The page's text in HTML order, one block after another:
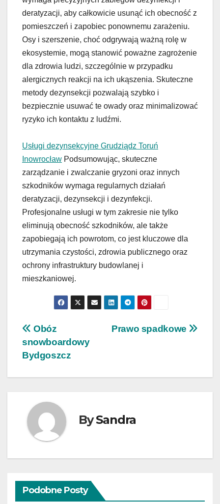
deratyzacji, aby całkowicie usunąć ich obecność z
pomieszczeń i zapobiec ponownemu zarażeniu.
Osy i szerszenie, choć odgrywają ważną rolę w
ekosystemie, mogą stanowić poważne zagrożenie
dla zdrowia ludzi, szczególnie w przypadku
alergicznych reakcji na ich ukąszenia. Skuteczne
metody dezynsekcji pozwalają szybko i
bezpiecznie usuwać te owady oraz minimalizować
ryzyko ich kontaktu z ludźmi.
Usługi dezynsekcyjne Grudziądz Toruń
Inowrocław Podsumowując, skuteczne
zarządzanie i zwalczanie gryzoni oraz innych
szkodników wymaga regularnych działań
deratyzacji, dezynsekcji i dezynfekcji.
Profesjonalne usługi w tym zakresie nie tylko
eliminują obecność szkodników, ale także
zapobiegają ich powrotom, co jest kluczowe dla
utrzymania czystości, zdrowia publicznego oraz
ochrony infrastruktury budowlanej i
mieszkaniowej.
Nawigacja
wpisu
Prawo spadkowe
Obóz
snowboardowy
Bydgoszcz
BySandra
Podobne Posty